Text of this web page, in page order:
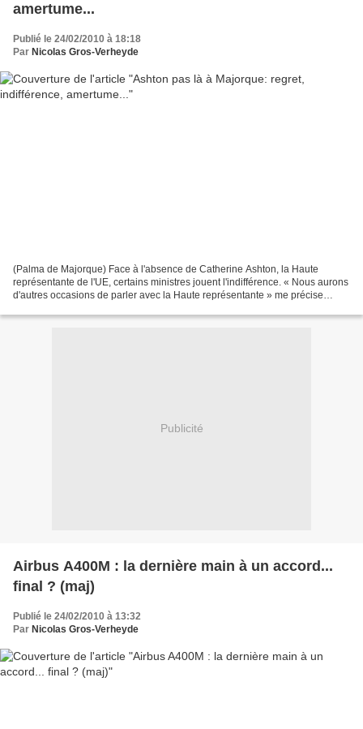
amertume...
Publié le 24/02/2010 à 18:18
Par Nicolas Gros-Verheyde
(Palma de Majorque) Face à l'absence de Catherine Ashton, la Haute
représentante de l'UE, certains ministres jouent l'indifférence. « Nous aurons
d'autres occasions de parler avec la Haute représentante » me précise
Publicité
Airbus A400M : la dernière main à un accord...
final ? (maj)
Publié le 24/02/2010 à 13:32
Par Nicolas Gros-Verheyde